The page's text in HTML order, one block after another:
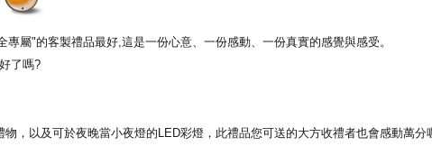
屬"的客製禮品最好,這是一份心意、一份感動、一份真實的感覺與感受。
了嗎?
，以及可於夜晚當小夜燈的LED彩燈，此禮品您可送的大方收禮者也會感動萬分